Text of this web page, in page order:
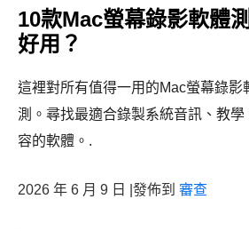
10款Mac螢幕錄影軟體
好用？
這裡對所有值得一用的Mac螢幕錄影
測。尋找最適合錄製系統音訊、教
容的軟體。.
2026 年 6 月 9 日 |發佈到 審查